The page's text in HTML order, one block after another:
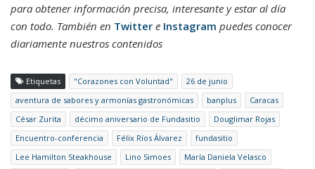
para obtener información precisa, interesante y estar al día
con todo. También en Twitter e Instagram puedes conocer
diariamente nuestros contenidos
Etiquetas "Corazones con Voluntad"
26 de junio
aventura de sabores y armonías gastronómicas
banplus
Caracas
César Zurita
décimo aniversario de Fundasitio
Douglimar Rojas
Encuentro-conferencia
Félix Ríos Álvarez
fundasitio
Lee Hamilton Steakhouse
Lino Simoes
María Daniela Velasco